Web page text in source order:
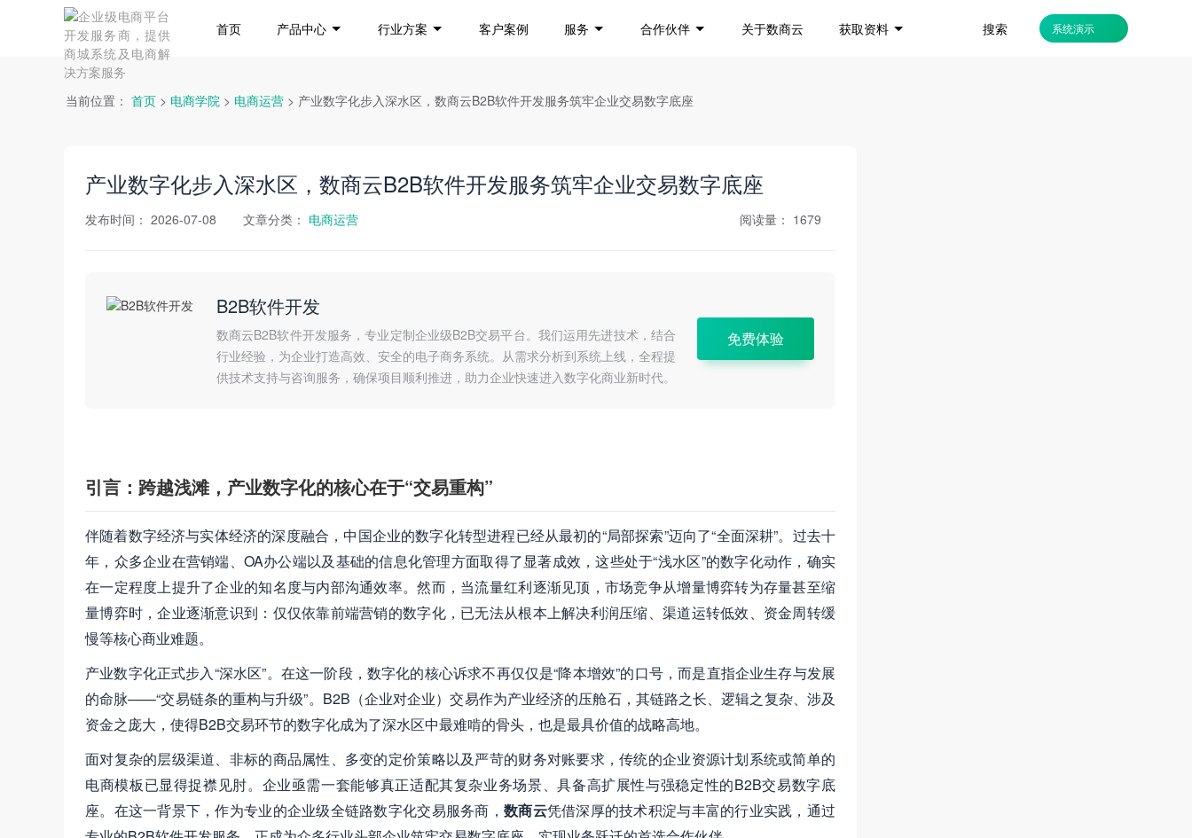
首页 产品中心 行业方案 客户案例 服务 合作伙伴 关于数商云 获取资料 搜索 系统演示
当前位置： 首页 > 电商学院 > 电商运营 > 产业数字化步入深水区，数商云B2B软件开发服务筑牢企业交易数字底座
产业数字化步入深水区，数商云B2B软件开发服务筑牢企业交易数字底座
发布时间： 2026-07-08 文章分类： 电商运营 阅读量： 1679
B2B软件开发
数商云B2B软件开发服务，专业定制企业级B2B交易平台。我们运用先进技术，结合
行业经验，为企业打造高效、安全的电子商务系统。从需求分析到系统上线，全程提
供技术支持与咨询服务，确保项目顺利推进，助力企业快速进入数字化商业新时代。
免费体验
引言：跨越浅滩，产业数字化的核心在于“交易重构”
伴随着数字经济与实体经济的深度融合，中国企业的数字化转型进程已经从最初的“局部探索”迈向了“全面深耕”。过去十
年，众多企业在营销端、OA办公端以及基础的信息化管理方面取得了显著成效，这些处于“浅水区”的数字化动作，确实
在一定程度上提升了企业的知名度与内部沟通效率。然而，当流量红利逐渐见顶，市场竞争从增量博弈转为存量甚至缩
量博弈时，企业逐渐意识到：仅仅依靠前端营销的数字化，已无法从根本上解决利润压缩、渠道运转低效、资金周转缓
慢等核心商业难题。
产业数字化正式步入“深水区”。在这一阶段，数字化的核心诉求不再仅仅是“降本增效”的口号，而是直指企业生存与发展
的命脉——“交易链条的重构与升级”。B2B（企业对企业）交易作为产业经济的压舱石，其链路之长、逻辑之复杂、涉及
资金之庞大，使得B2B交易环节的数字化成为了深水区中最难啃的骨头，也是最具价值的战略高地。
面对复杂的层级渠道、非标的商品属性、多变的定价策略以及严苛的财务对账要求，传统的企业资源计划系统或简单的
电商模板已显得捉襟见肘。企业亟需一套能够真正适配其复杂业务场景、具备高扩展性与强稳定性的B2B交易数字底
座。在这一背景下，作为专业的企业级全链路数字化交易服务商， 数商云凭借深厚的技术积淀与丰富的行业实践，通过